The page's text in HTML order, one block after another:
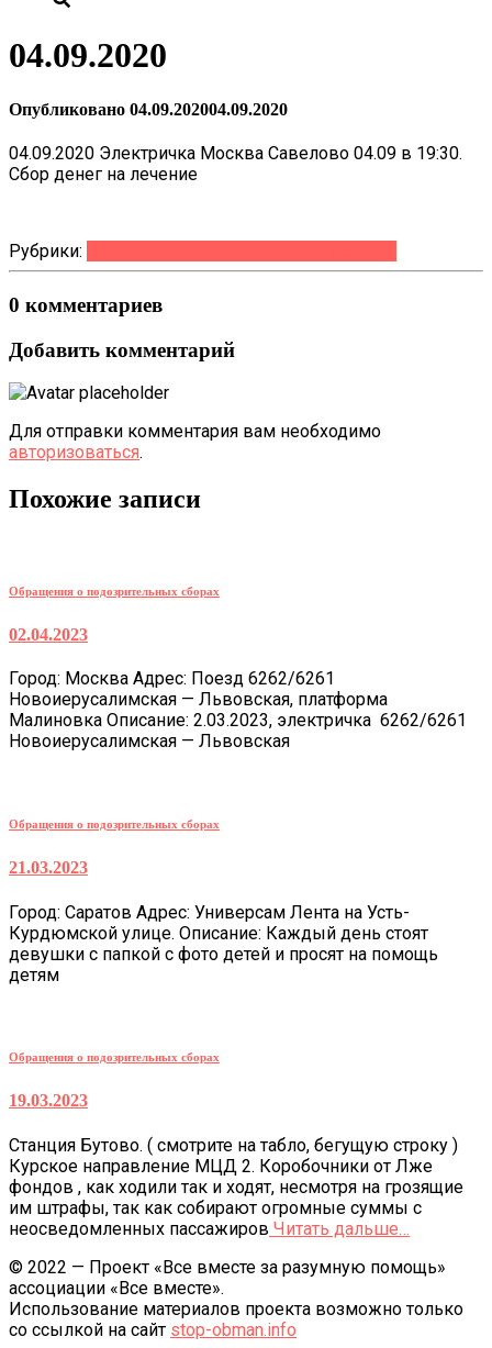
04.09.2020
Опубликовано 04.09.202004.09.2020
04.09.2020 Электричка Москва Савелово 04.09 в 19:30.
Сбор денег на лечение
Рубрики:
0 комментариев
Добавить комментарий
Для отправки комментария вам необходимо
авторизоваться.
Похожие записи
Обращения о подозрительных сборах
02.04.2023
Город: Москва Адрес: Поезд 6262/6261
Новоиерусалимская — Львовская, платформа
Малиновка Описание: 2.03.2023, электричка 6262/6261
Новоиерусалимская — Львовская
Обращения о подозрительных сборах
21.03.2023
Город: Саратов Адрес: Универсам Лента на Усть-
Курдюмской улице. Описание: Каждый день стоят
девушки с папкой с фото детей и просят на помощь
детям
Обращения о подозрительных сборах
19.03.2023
Станция Бутово. ( смотрите на табло, бегущую строку )
Курское направление МЦД 2. Коробочники от Лже
фондов , как ходили так и ходят, несмотря на грозящие
им штрафы, так как собирают огромные суммы с
неосведомленных пассажиров Читать дальше…
© 2022 — Проект «Все вместе за разумную помощь»
ассоциации «Все вместе».
Использование материалов проекта возможно только
со ссылкой на сайт stop-obman.info